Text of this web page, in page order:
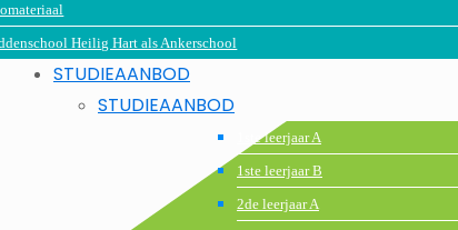
Heilig Hart als Ankerschool
STUDIEAANBOD
STUDIEAANBOD
1ste leerjaar A
1ste leerjaar B
2de leerjaar A